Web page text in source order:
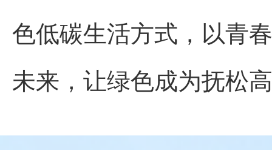
色低碳生活方式，以青
未来，让绿色成为抚松